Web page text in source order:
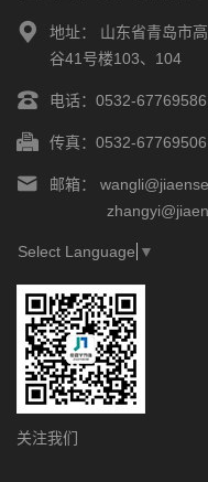
地址：
山东省青岛市
谷41号楼103、104
电话： 0532-67769586
传真： 0532-67769506
邮箱：
Select Language ▼
关注我们